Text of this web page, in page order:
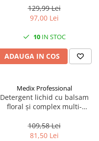
129,99 Lei
97,00 Lei
10IN STOC
ADAUGA IN COS
Medix Professional
Detergent lichid cu balsam
floral și complex multi-
Professional
109,58 Lei
81,50 Lei